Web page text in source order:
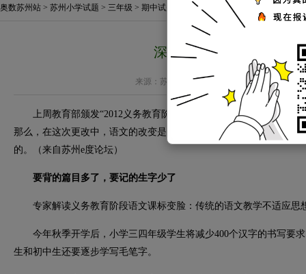
奥数苏州站 > 苏州小学试题 > 三年级 > 期中试题 语文期中试题> 正文
深度剖析2012年新课标
来源： 苏州奥数网整理 作者：奥数网编辑
上周教育部颁发“2012义务教育阶段新课标”，这次的更改，意味
那么，在这次更改中，语文的改变是最大的，那么，让我们来看看
的。（来自苏州e度论坛）
要背的篇目多了，要记的生字少了
专家解读义务教育阶段语文课标变脸：传统的语文教学不适应思
今年秋季开学后，小学三四年级学生将减少400个汉字的书写要求
生和初中生还要逐步学写毛笔字。